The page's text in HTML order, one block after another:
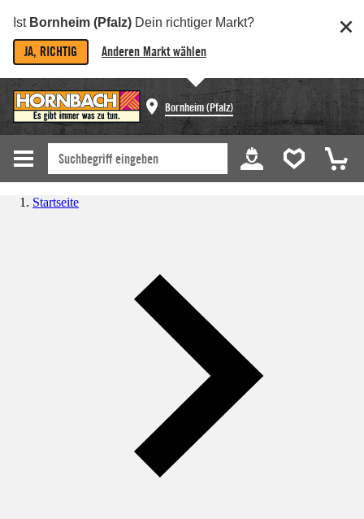
Ist Bornheim (Pfalz) Dein richtiger Markt?
JA, RICHTIG Anderen Markt wählen
Bornheim (Pfalz)
Startseite